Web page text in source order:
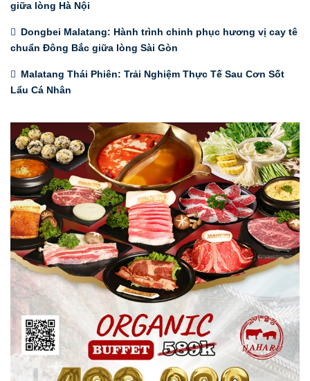
giữa lòng Hà Nội
Dongbei Malatang: Hành trình chinh phục hương vị cay tê
chuẩn Đông Bắc giữa lòng Sài Gòn
Malatang Thái Phiên: Trải Nghiệm Thực Tế Sau Cơn Sốt
Lẩu Cá Nhân